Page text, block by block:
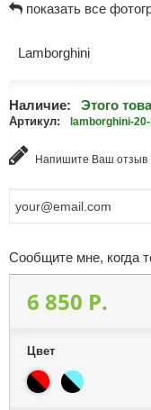
показать все
Lamborghini
Наличие: Этого
Артикул: lamborghini-20-
Напишите Ваш отзыв
Сообщите мне, когда
6 850 P.
Цвет